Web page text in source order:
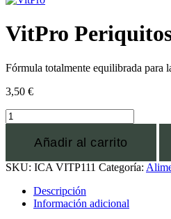
VitPro
Fórmula totalmente equilibrada para
3,50 €
Añadir al carrito
SKU: ICA VITP111 Categoría:
Descripción
Información adicional